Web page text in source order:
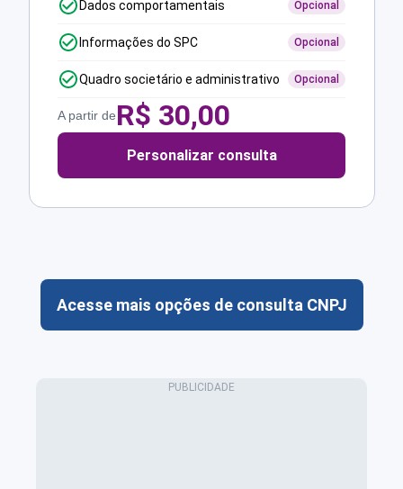
Dados comportamentais Opcional
Informações do SPC Opcional
Quadro societário e administrativo Opcional
A partir deR$ 30,00
Personalizar consulta
Acesse mais opções de consulta CNPJ